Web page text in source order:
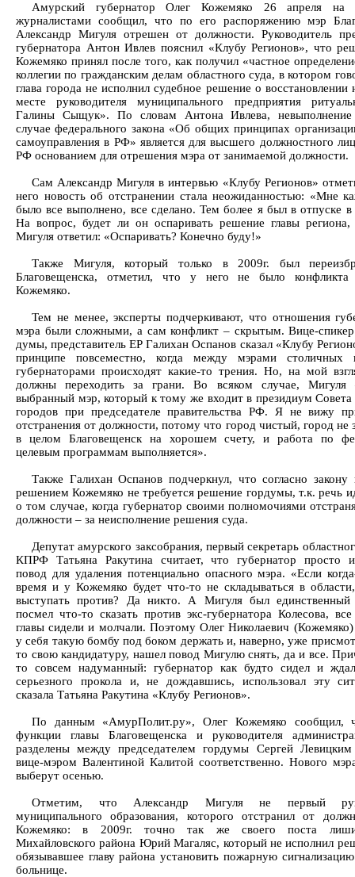
Амурский губернатор Олег Кожемяко 26 апреля на
журналистами сообщил, что по его распоряжению мэр
Александр Мигуля отрешен от должности. Руководитель
губернатора Антон Ивлев пояснил «Клубу Регионов», что
Кожемяко принял после того, как получил «частное
коллегии по гражданским делам областного суда, в котором
глава города не исполнил судебное решение о восстановлении
месте руководителя муниципального предприятия
Галины Сыщук». По словам Антона Ивлева,
случае федерального закона «Об общих принципах
самоуправления в РФ» является для высшего должностного
РФ основанием для отрешения мэра от занимаемой должности.
Сам Александр Мигуля в интервью «Клубу Регионов»
него новость об отстранении стала неожиданностью: «Мне
было все выполнено, все сделано. Тем более я был в отпуске
На вопрос, будет ли он оспаривать решение главы региона,
Мигуля ответил: «Оспаривать? Конечно буду!»
Также Мигуля, который только в 2009г. был
Благовещенска, отметил, что у него не было
Кожемяко.
Тем не менее, эксперты подчеркивают, что отношения
мэра были сложными, а сам конфликт – скрытым. Вице-спикер
думы, представитель ЕР Галихан Оспанов сказал «Клубу
принципе повсеместно, когда между мэрами столичных
губернаторами происходят какие-то трения. Но, на мой
должны переходить за грани. Во всяком случае, Мигуля
выбранный мэр, который к тому же входит в президиум
городов при председателе правительства РФ. Я не вижу
отстранения от должности, потому что город чистый, город не
в целом Благовещенск на хорошем счету, и работа по
целевым программам выполняется».
Также Галихан Оспанов подчеркнул, что согласно закону
решением Кожемяко не требуется решение гордумы, т.к. речь
о том случае, когда губернатор своими полномочиями
должности – за неисполнение решения суда.
Депутат амурского заксобрания, первый секретарь
КПРФ Татьяна Ракутина считает, что губернатор просто
повод для удаления потенциально опасного мэра. «Если
время и у Кожемяко будет что-то не складываться в
выступать против? Да никто. А Мигуля был единственный
посмел что-то сказать против экс-губернатора Колесова,
главы сидели и молчали. Поэтому Олег Николаевич (Кожемяко)
у себя такую бомбу под боком держать и, наверно, уже
то свою кандидатуру, нашел повод Мигулю снять, да и все.
то совсем надуманный: губернатор как будто сидел и ждал
серьезного прокола и, не дождавшись, использовал эту
сказала Татьяна Ракутина «Клубу Регионов».
По данным «АмурПолит.ру», Олег Кожемяко сообщил,
функции главы Благовещенска и руководителя
разделены между председателем гордумы Сергей
вице-мэром Валентиной Калитой соответственно. Нового
выберут осенью.
Отметим, что Александр Мигуля не первый
муниципального образования, которого отстранил от
Кожемяко: в 2009г. точно так же своего поста
Михайловского района Юрий Магаляс, который не исполнил
обязывавшее главу района установить пожарную
больнице.